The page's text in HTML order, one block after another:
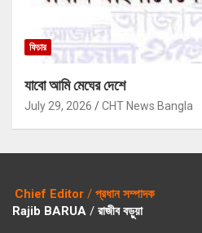
ফিচার
যাবো আমি মেঘের দেশে
July 29, 2026 CHT News Bangla
Chief Editor / প্রধান সম্পাদক
Rajib BARUA / রাজীব বড়ুয়া